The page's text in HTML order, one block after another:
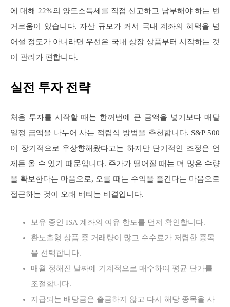
에 대해 22%의 양도소득세를 직접 신고하고 납부해야 하는 번
거로움이 있습니다. 자산 규모가 커서 국내 계좌의 혜택을 넘
어설 정도가 아니라면 우선은 국내 상장 상품부터 시작하는 것
이 관리가 편합니다.
실전 투자 전략
처음 투자를 시작할 때는 한꺼번에 큰 금액을 넣기보다 매달
일정 금액을 나누어 사는 적립식 방법을 추천합니다. S&P 500
이 장기적으로 우상향해왔다고는 하지만 단기적인 조정은 언
제든 올 수 있기 때문입니다. 주가가 떨어질 때는 더 많은 수량
을 확보한다는 마음으로, 오를 때는 수익을 즐긴다는 마음으로
접근하는 것이 오래 버티는 비결입니다.
보유 중인 ISA 계좌의 여유 한도를 먼저 확인합니다.
환노출형 상품 중 거래량이 많고 수수료가 저렴한 종목
을 선택합니다.
매월 정해진 날짜에 기계적으로 매수하여 평균 단가를
조절합니다.
지급되는 배당금은 출금하지 않고 다시 해당 종목을 사